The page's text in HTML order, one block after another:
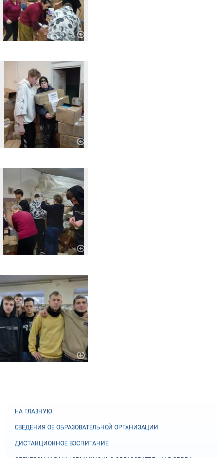
НА ГЛАВНУЮ
СВЕДЕНИЯ ОБ ОБРАЗОВАТЕЛЬНОЙ ОРГАНИЗАЦИИ
ДИСТАНЦИОННОЕ ВОСПИТАНИЕ